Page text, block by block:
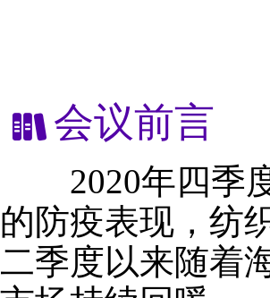
会议前言
2020年四季度
的防疫表现，纺
二季度以来随着